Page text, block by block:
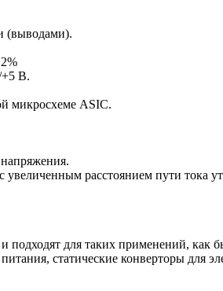
(выводами).
+5 В.
микросхеме ASIC.
расстоянием пути тока
для таких применений, как
статические конверторы для